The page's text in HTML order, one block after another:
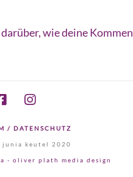
wie deine
/ DATENSCHUTZ
keutel 2020
- oliver plath media design